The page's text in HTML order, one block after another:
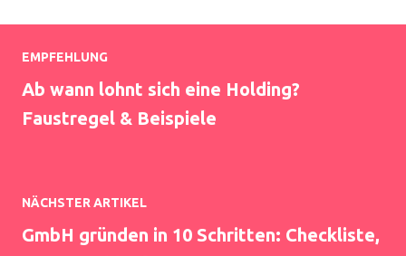
EMPFEHLUNG
Ab wann lohnt sich eine Holding?
Faustregel & Beispiele
NÄCHSTER ARTIKEL
GmbH gründen in 10 Schritten: Checkliste,